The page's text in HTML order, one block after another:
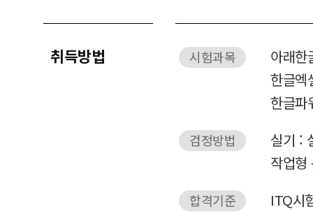
취득방법 시험과목
아래한
한글엑
한글파
검정방법
실기 :
작업형
합격기준
ITQ시